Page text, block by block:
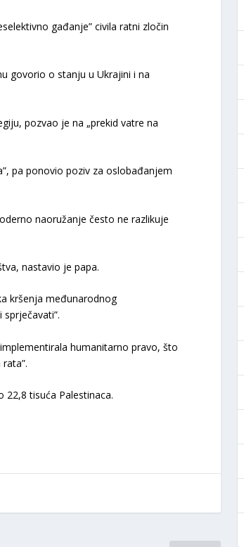
gađanje” civila ratni zločin
govorio o stanju u Ukrajini i na
pozvao je na „prekid vatre na
pa ponovio poziv za oslobađanjem
naoružanje često ne razlikuje
nastavio je papa.
kršenja međunarodnog
humanitarno pravo, što
tisuća Palestinaca.